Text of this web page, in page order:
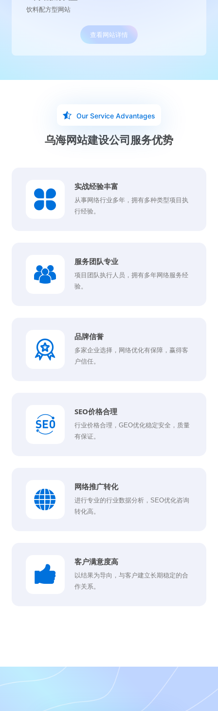
水处理营销型网站
查看网站详情
Our Service Advantages
乌海网站建设公司服务优势
实战经验丰富
从事网络行业多年，拥有多种类型项目执
行经验。
服务团队专业
项目团队执行人员，拥有多年网络服务经
验。
品牌信誉
多家企业选择，网络优化有保障，赢得客
户信任。
SEO价格合理
行业价格合理，GEO优化稳定安全，质量
有保证。
网络推广转化
进行专业的行业数据分析，SEO优化咨询
转化高。
客户满意度高
以结果为导向，与客户建立长期稳定的合
作关系。